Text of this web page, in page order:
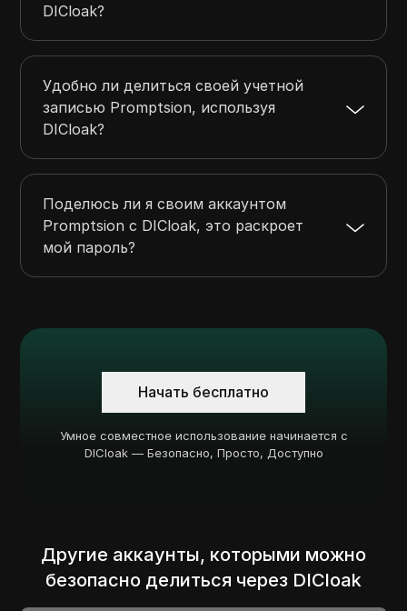
DICloak?
Удобно ли делиться своей учетной
записью Promptsion, используя
DICloak?
Поделюсь ли я своим аккаунтом
Promptsion с DICloak, это раскроет
мой пароль?
Начать бесплатно
Умное совместное использование начинается с
DICloak — Безопасно, Просто, Доступно
Другие аккаунты, которыми можно
безопасно делиться через DICloak